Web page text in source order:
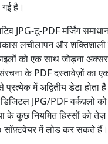
है।
JPG-टू-PDF मर्जिंग
लचीलापन और शक्तिशाली
को एक साथ जोड़ना
के PDF दस्तावेज़ों का
में अद्वितीय डेटा होता
JPG/PDF वर्कफ़्लो को
के कुछ नियमित हिस्सों को
में लोड कर सकते हैं।